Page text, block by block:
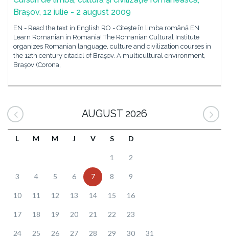
Braşov, 12 iulie - 2 august 2009
EN - Read the text in English RO - Citeşte în limba română EN
Learn Romanian in Romania! The Romanian Cultural Institute
organizes Romanian language, culture and civilization courses in
the 12th century citadel of Braşov. A multicultural environment,
Braşov (Corona,
AUGUST 2026
L M M J V S D
1 2
3 4 5 6 7 8 9
10 11 12 13 14 15 16
17 18 19 20 21 22 23
24 25 26 27 28 29 30 31